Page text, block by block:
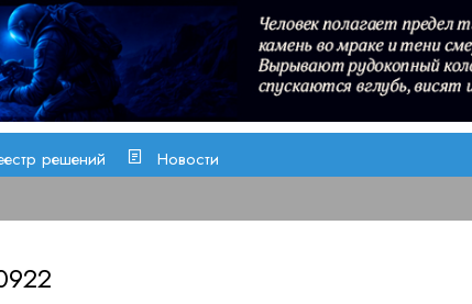
решений
Новости